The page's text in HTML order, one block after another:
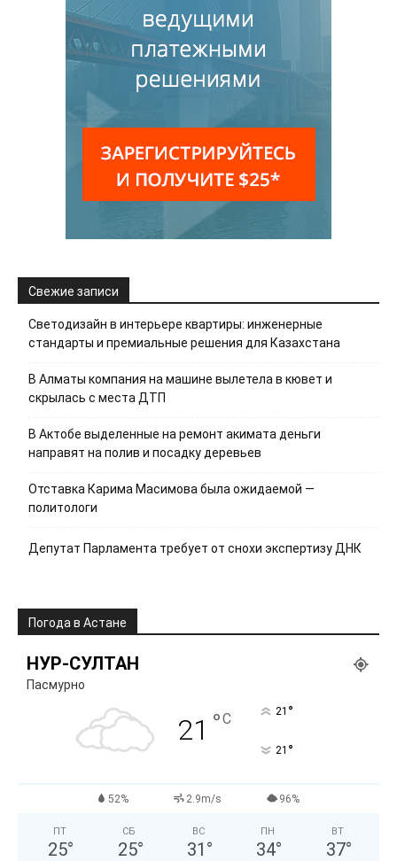
Свежие записи
Светодизайн в интерьере квартиры: инженерные
стандарты и премиальные решения для Казахстана
В Алматы компания на машине вылетела в кювет и
скрылась с места ДТП
В Актобе выделенные на ремонт акимата деньги
направят на полив и посадку деревьев
Отставка Карима Масимова была ожидаемой —
политологи
Депутат Парламента требует от снохи экспертизу ДНК
Погода в Астане
НУР-СУЛТАН
Пасмурно
21 °C 21 °
21 °
52% 2.9m/s 96%
ПТ
25°
СБ
25°
ВС
31 °
ПН
34°
ВТ
37°